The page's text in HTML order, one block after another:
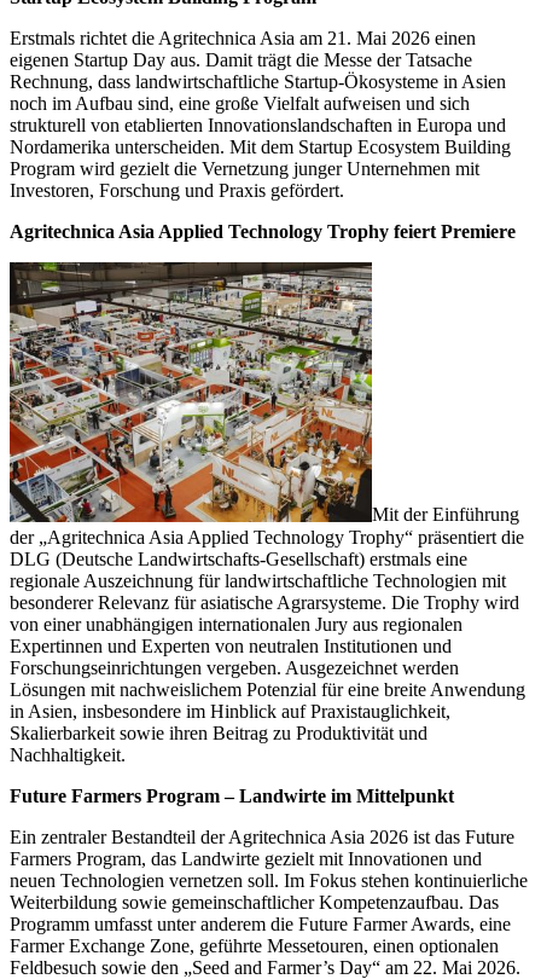
Erstmals richtet die Agritechnica Asia am 21. Mai 2026 einen
eigenen Startup Day aus. Damit trägt die Messe der Tatsache
Rechnung, dass landwirtschaftliche Startup-Ökosysteme in Asien
noch im Aufbau sind, eine große Vielfalt aufweisen und sich
strukturell von etablierten Innovationslandschaften in Europa und
Nordamerika unterscheiden. Mit dem Startup Ecosystem Building
Program wird gezielt die Vernetzung junger Unternehmen mit
Investoren, Forschung und Praxis gefördert.
Agritechnica Asia Applied Technology Trophy feiert Premiere
Mit der Einführung
der „Agritechnica Asia Applied Technology Trophy“ präsentiert die
DLG (Deutsche Landwirtschafts-Gesellschaft) erstmals eine
regionale Auszeichnung für landwirtschaftliche Technologien mit
besonderer Relevanz für asiatische Agrarsysteme. Die Trophy wird
von einer unabhängigen internationalen Jury aus regionalen
Expertinnen und Experten von neutralen Institutionen und
Forschungseinrichtungen vergeben. Ausgezeichnet werden
Lösungen mit nachweislichem Potenzial für eine breite Anwendung
in Asien, insbesondere im Hinblick auf Praxistauglichkeit,
Skalierbarkeit sowie ihren Beitrag zu Produktivität und
Nachhaltigkeit.
Future Farmers Program – Landwirte im Mittelpunkt
Ein zentraler Bestandteil der Agritechnica Asia 2026 ist das Future
Farmers Program, das Landwirte gezielt mit Innovationen und
neuen Technologien vernetzen soll. Im Fokus stehen kontinuierliche
Weiterbildung sowie gemeinschaftlicher Kompetenzaufbau. Das
Programm umfasst unter anderem die Future Farmer Awards, eine
Farmer Exchange Zone, geführte Messetouren, einen optionalen
Feldbesuch sowie den „Seed and Farmer’s Day“ am 22. Mai 2026.